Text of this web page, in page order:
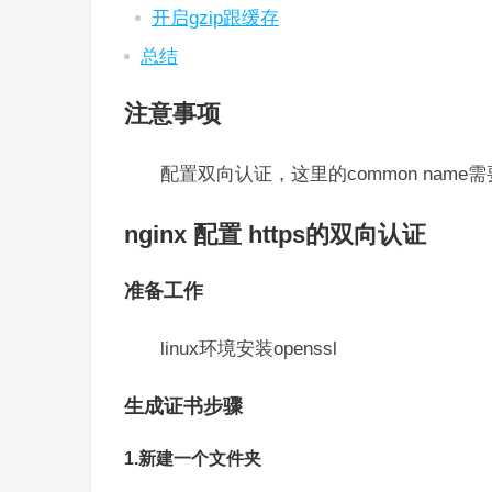
开启gzip跟缓存
总结
注意事项
配置双向认证，这里的common name需
nginx 配置 https的双向认证
准备工作
linux环境安装openssl
生成证书步骤
1.新建一个文件夹